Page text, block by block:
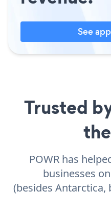
See
Trusted
POWR has
businesses
(besides Antarctica,